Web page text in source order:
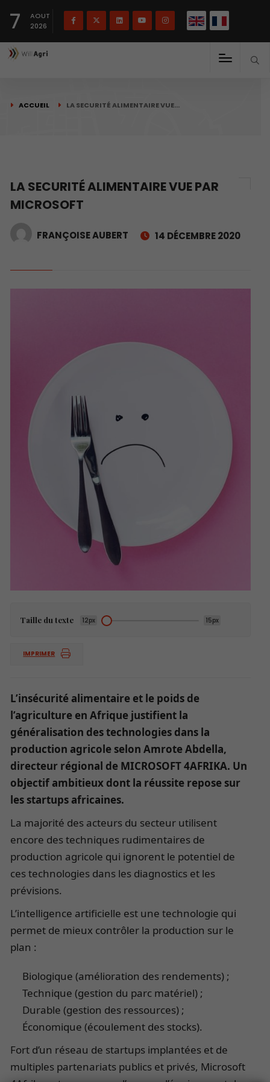
7
AOUT
2026
ACCUEIL LA SECURITÉ ALIMENTAIRE VUE…
LA SECURITÉ ALIMENTAIRE VUE PAR
MICROSOFT
FRANÇOISE AUBERT 14 DÉCEMBRE 2020
Taille du texte 12px 15px
IMPRIMER
L’insécurité alimentaire et le poids de
l’agriculture en Afrique justifient la
généralisation des technologies dans la
production agricole selon Amrote Abdella,
directeur régional de MICROSOFT 4AFRIKA. Un
objectif ambitieux dont la réussite repose sur
les startups africaines.
La majorité des acteurs du secteur utilisent
encore des techniques rudimentaires de
production agricole qui ignorent le potentiel de
ces technologies dans les diagnostics et les
prévisions.
L’intelligence artificielle est une technologie qui
permet de mieux contrôler la production sur le
plan :
Biologique (amélioration des rendements) ;
Technique (gestion du parc matériel) ;
Durable (gestion des ressources) ;
Économique (écoulement des stocks).
Fort d’un réseau de startups implantées et de
multiples partenariats publics et privés, Microsoft
Français English(English)